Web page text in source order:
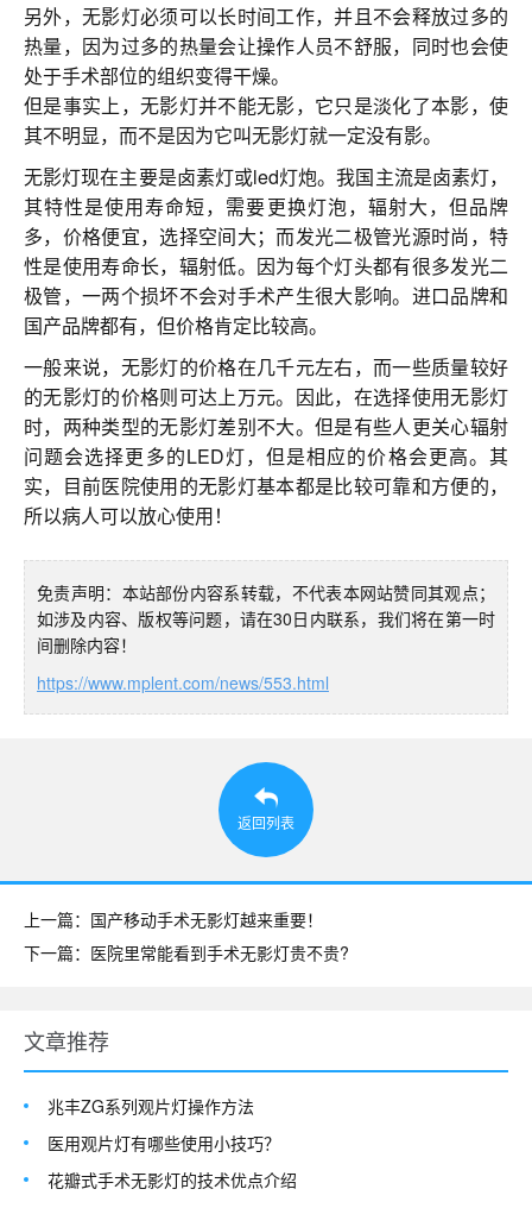
另外，无影灯必须可以长时间工作，并且不会释放过多的
热量，因为过多的热量会让操作人员不舒服，同时也会使
处于手术部位的组织变得干燥。
但是事实上，无影灯并不能无影，它只是淡化了本影，使
其不明显，而不是因为它叫无影灯就一定没有影。
无影灯现在主要是卤素灯或led灯炮。我国主流是卤素灯，
其特性是使用寿命短，需要更换灯泡，辐射大，但品牌
多，价格便宜，选择空间大；而发光二极管光源时尚，特
性是使用寿命长，辐射低。因为每个灯头都有很多发光二
极管，一两个损坏不会对手术产生很大影响。进口品牌和
国产品牌都有，但价格肯定比较高。
一般来说，无影灯的价格在几千元左右，而一些质量较好
的无影灯的价格则可达上万元。因此，在选择使用无影灯
时，两种类型的无影灯差别不大。但是有些人更关心辐射
问题会选择更多的LED灯，但是相应的价格会更高。其
实，目前医院使用的无影灯基本都是比较可靠和方便的，
所以病人可以放心使用！
免责声明：本站部份内容系转载，不代表本网站赞同其观点；
如涉及内容、版权等问题，请在30日内联系，我们将在第一时
间删除内容！
https://www.mplent.com/news/553.html
返回列表
上一篇：国产移动手术无影灯越来重要！
下一篇：医院里常能看到手术无影灯贵不贵?
文章推荐
兆丰ZG系列观片灯操作方法
医用观片灯有哪些使用小技巧？
花瓣式手术无影灯的技术优点介绍